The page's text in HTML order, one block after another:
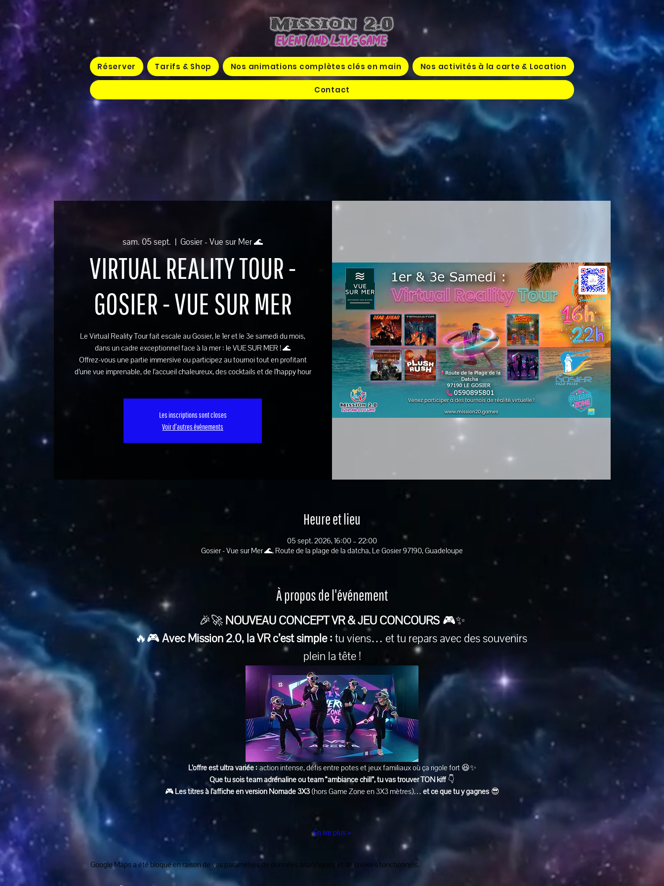
Réserver Tarifs & Shop Nos animations complètes clés en main Nos activités à la carte & Location
Contact
sam. 05 sept.
  |
Gosier - Vue sur Mer 🌊
VIRTUAL REALITY TOUR -
GOSIER - VUE SUR MER
Le Virtual Reality Tour fait escale au Gosier, le 1er et le 3e samedi du mois,
dans un cadre exceptionnel face à la mer : le VUE SUR MER ! 🌊
Offrez-vous une partie immersive ou participez au tournoi tout en profitant
d’une vue imprenable, de l’accueil chaleureux, des cocktails et de l’happy hour
Les inscriptions sont closes
Voir d'autres événements
Heure et lieu
05 sept. 2026, 16:00 – 22:00
Gosier - Vue sur Mer 🌊, Route de la plage de la datcha, Le Gosier 97190, Guadeloupe
À propos de l'événement
🎉🚀 NOUVEAU CONCEPT VR & JEU CONCOURS 🎮✨
🔥🎮 Avec Mission 2.0, la VR c’est simple : tu viens… et tu repars avec des souvenirs
plein la tête !
L’offre est ultra variée : action intense, défis entre potes et jeux familiaux où ça rigole fort 😆✨
Que tu sois team adrénaline ou team “ambiance chill”, tu vas trouver TON kiff 👇
🎮 Les titres à l’affiche en version Nomade 3X3 (hors Game Zone en 3X3 mètres)… et ce que tu y gagnes 😎
En lire plus >
Google Maps a été bloqué en raison de vos paramètres de données analytiques et de cookies fonctionnels.